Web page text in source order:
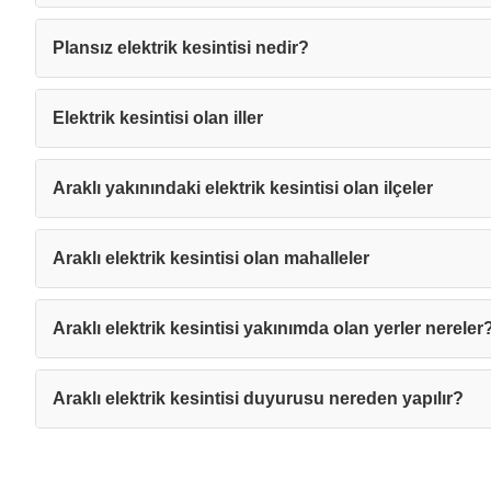
Plansız elektrik kesintisi nedir?
Elektrik kesintisi olan iller
Araklı yakınındaki elektrik kesintisi olan ilçeler
Araklı elektrik kesintisi olan mahalleler
Araklı elektrik kesintisi yakınımda olan yerler
Araklı elektrik kesintisi duyurusu nereden yapılır?